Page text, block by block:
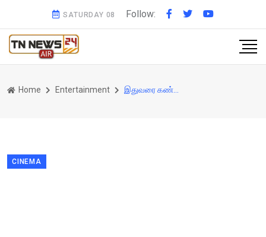
SATURDAY 08 Follow:
Home Entertainment
CINEMA